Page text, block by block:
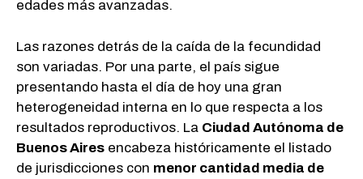
edades más avanzadas.
Las razones detrás de la caída de la fecundidad
son variadas. Por una parte, el país sigue
presentando hasta el día de hoy una gran
heterogeneidad interna en lo que respecta a los
resultados reproductivos. La Ciudad Autónoma de
Buenos Aires encabeza históricamente el listado
de jurisdicciones con menor cantidad media de